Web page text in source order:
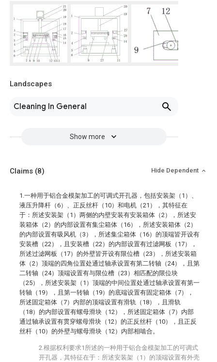
Landscapes
Cleaning In General
Show more
Claims (8) Hide Dependent
1.一种用于铝合金模架加工的可调式开孔器，包括安装架（1）、
液压升降杆（6）、正反丝杆（10）和电机（21），其特征在
于：所述安装架（1）两侧的内壁安装有安装箱体（2），所述安
装箱体（2）的内部设置有集尘箱体（16），所述安装箱体（2）
的内部设置有吸风机（3），所述集尘箱体（16）的顶端皆开设有
安装槽（22），且安装槽（22）的内部设置有过滤网板（17），
所述过滤网板（17）的外壁皆开设有限位槽（23），所述安装箱
体（2）顶端的四角位置处通过轴承设置有第二转轴（24），且第
二转轴（24）顶端设置有与限位槽（23）相匹配的限位块
（25），所述安装架（1）顶端的中间位置处通过轴承设置有第一
转轴（19），且第一转轴（19）的底端设置有固定箱体（7），
所述固定箱体（7）内部的顶端设置有滑轨（18），且滑轨
（18）的内部设置有螺母滑块（12），所述固定箱体（7）内部
通过轴承设置有贯穿螺母滑块（12）的正反丝杆（10），且正反
丝杆（10）的外壁与螺母滑块（12）内部相啮合。
2.根据权利要求1所述的一种用于铝合金模架加工的可调式
开孔器，其特征在于：所述安装架（1）的顶端设置有外壳